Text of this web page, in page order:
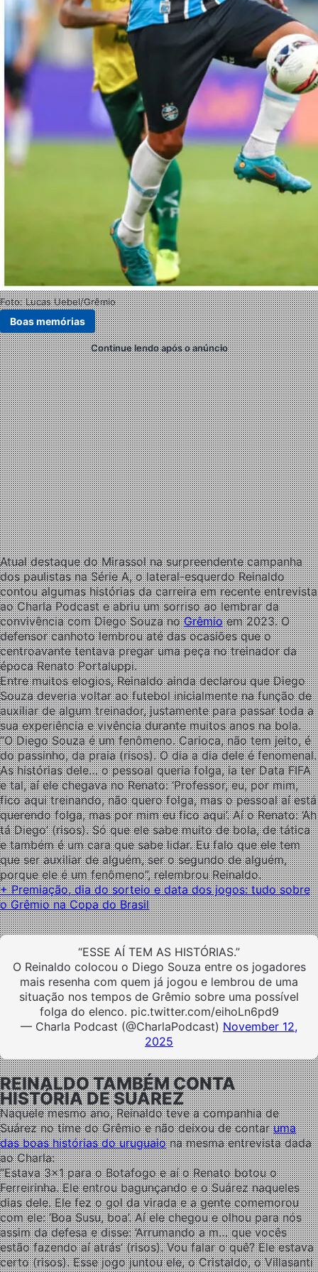
Foto: Lucas Uebel/Grêmio
Boas memórias
Continue lendo após o anúncio
Atual destaque do Mirassol na surpreendente campanha
dos paulistas na Série A, o lateral-esquerdo Reinaldo
contou algumas histórias da carreira em recente entrevista
ao Charla Podcast e abriu um sorriso ao lembrar da
convivência com Diego Souza noGrêmioem 2023. O
defensor canhoto lembrou até das ocasiões que o
centroavante tentava pregar uma peça no treinador da
época Renato Portaluppi.
Entre muitos elogios, Reinaldo ainda declarou que Diego
Souza deveria voltar ao futebol inicialmente na função de
auxiliar de algum treinador, justamente para passar toda a
sua experiência e vivência durante muitos anos na bola.
“O Diego Souza é um fenômeno. Carioca, não tem jeito, é
do passinho, da praia (risos). O dia a dia dele é fenomenal.
As histórias dele… o pessoal queria folga, ia ter Data FIFA
e tal, aí ele chegava no Renato: ‘Professor, eu, por mim,
fico aqui treinando, não quero folga, mas o pessoal aí está
querendo folga, mas por mim eu fico aqui’. Aí o Renato: ‘Ah
tá Diego’ (risos). Só que ele sabe muito de bola, de tática
e também é um cara que sabe lidar. Eu falo que ele tem
que ser auxiliar de alguém, ser o segundo de alguém,
porque ele é um fenômeno”, relembrou Reinaldo.
+ Premiação, dia do sorteio e data dos jogos: tudo sobre
o Grêmio na Copa do Brasil
“ESSE AÍ TEM AS HISTÓRIAS.”
O Reinaldo colocou o Diego Souza entre os jogadores
mais resenha com quem já jogou e lembrou de uma
situação nos tempos de Grêmio sobre uma possível
folga do elenco. pic.twitter.com/eihoLn6pd9
— Charla Podcast (@CharlaPodcast) November 12,
2025
REINALDO TAMBÉM CONTA
HISTÓRIA DE SUÁREZ
Naquele mesmo ano, Reinaldo teve a companhia de
Suárez no time do Grêmio e não deixou de contaruma
das boas histórias do uruguaiona mesma entrevista dada
ao Charla:
“Estava 3×1 para o Botafogo e aí o Renato botou o
Ferreirinha. Ele entrou bagunçando e o Suárez naqueles
dias dele. Ele fez o gol da virada e a gente comemorou
com ele: ‘Boa Susu, boa’. Aí ele chegou e olhou para nós
assim da defesa e disse: ‘Arrumando a m… que vocês
estão fazendo aí atrás’ (risos). Vou falar o quê? Ele estava
certo (risos). Esse jogo juntou ele, o Cristaldo, o Villasanti